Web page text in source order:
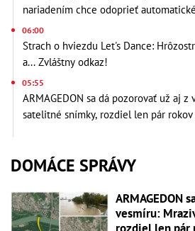
nariadením chce odoprieť
06:00
Strach o hviezdu Let's Dance:
a... Zvláštny odkaz!
05:55
ARMAGEDON sa dá pozorovať už aj z
satelitné snímky, rozdiel len pár
DOMÁCE SPRÁVY
ARMAGEDON
vesmíru: